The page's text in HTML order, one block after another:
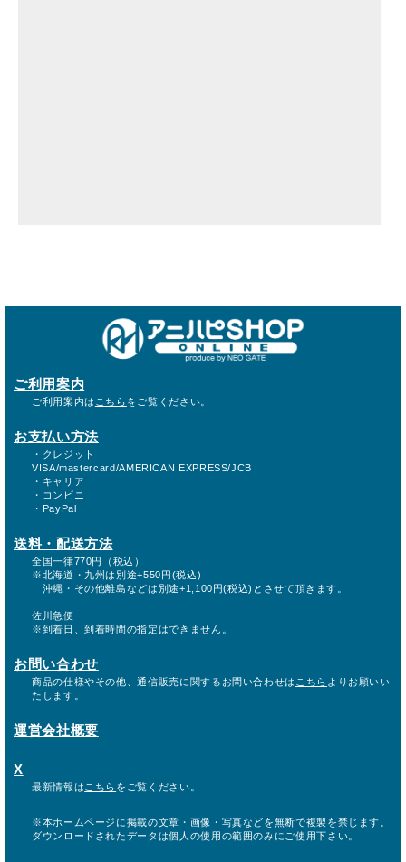
ご利用案内
ご利用案内は こちら をご覧ください。
お支払い方法
・クレジット
VISA/mastercard/AMERICAN EXPRESS/JCB
・キャリア
・コンビニ
・PayPal
送料・配送方法
全国一律770円（税込）
※北海道・九州は別途+550円(税込)
沖縄・その他離島などは別途+1,100円(税込)とさせて頂きます。
佐川急便
※到着日、到着時間の指定はできません。
お問い合わせ
商品の仕様やその他、通信販売に関するお問い合わせは こちら よりお願いい
たします。
運営会社概要
X
最新情報は こちら をご覧ください。
※本ホームページに掲載の文章・画像・写真などを無断で複製を禁じます。
ダウンロードされたデータは個人の使用の範囲のみにご使用下さい。